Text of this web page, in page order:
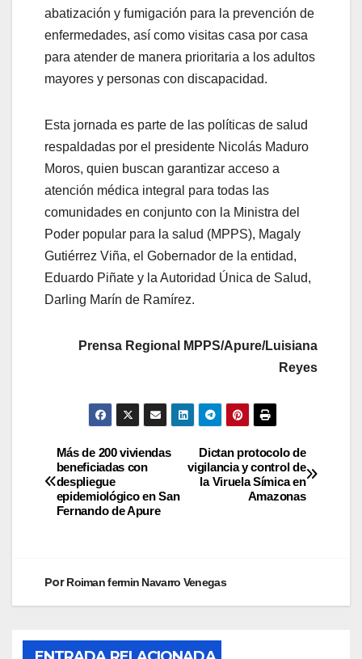
abatización y fumigación para la prevención de
enfermedades, así como visitas casa por casa
para atender de manera prioritaria a los adultos
mayores y personas con discapacidad.
Esta jornada es parte de las políticas de salud
respaldadas por el presidente Nicolás Maduro
Moros, quien buscan garantizar acceso a
atención médica integral para todas las
comunidades en conjunto con la Ministra del
Poder popular para la salud (MPPS), Magaly
Gutiérrez Viña, el Gobernador de la entidad,
Eduardo Piñate y la Autoridad Única de Salud,
Darling Marín de Ramírez.
Prensa Regional MPPS/Apure/Luisiana
Reyes
Dictan protocolo de
vigilancia y control de
la Viruela Símica en
Amazonas
Más de 200 viviendas
beneficiadas con
despliegue
epidemiológico en San
Fernando de Apure
PorRoiman fermin Navarro Venegas